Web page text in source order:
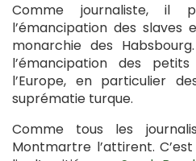
Comme journaliste, il
l’émancipation des slaves
monarchie des
l’émancipation des
l’Europe, en particulier
suprématie turque.
Comme tous les
Montmartre l’attirent.